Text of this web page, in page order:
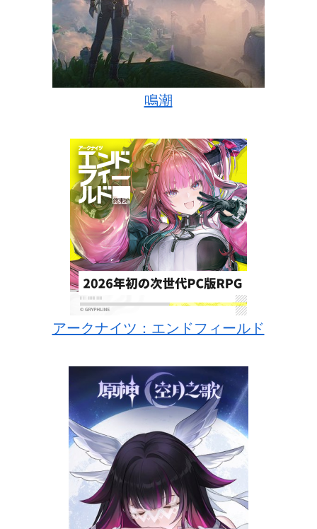
鳴潮
アークナイツ：エンドフィールド